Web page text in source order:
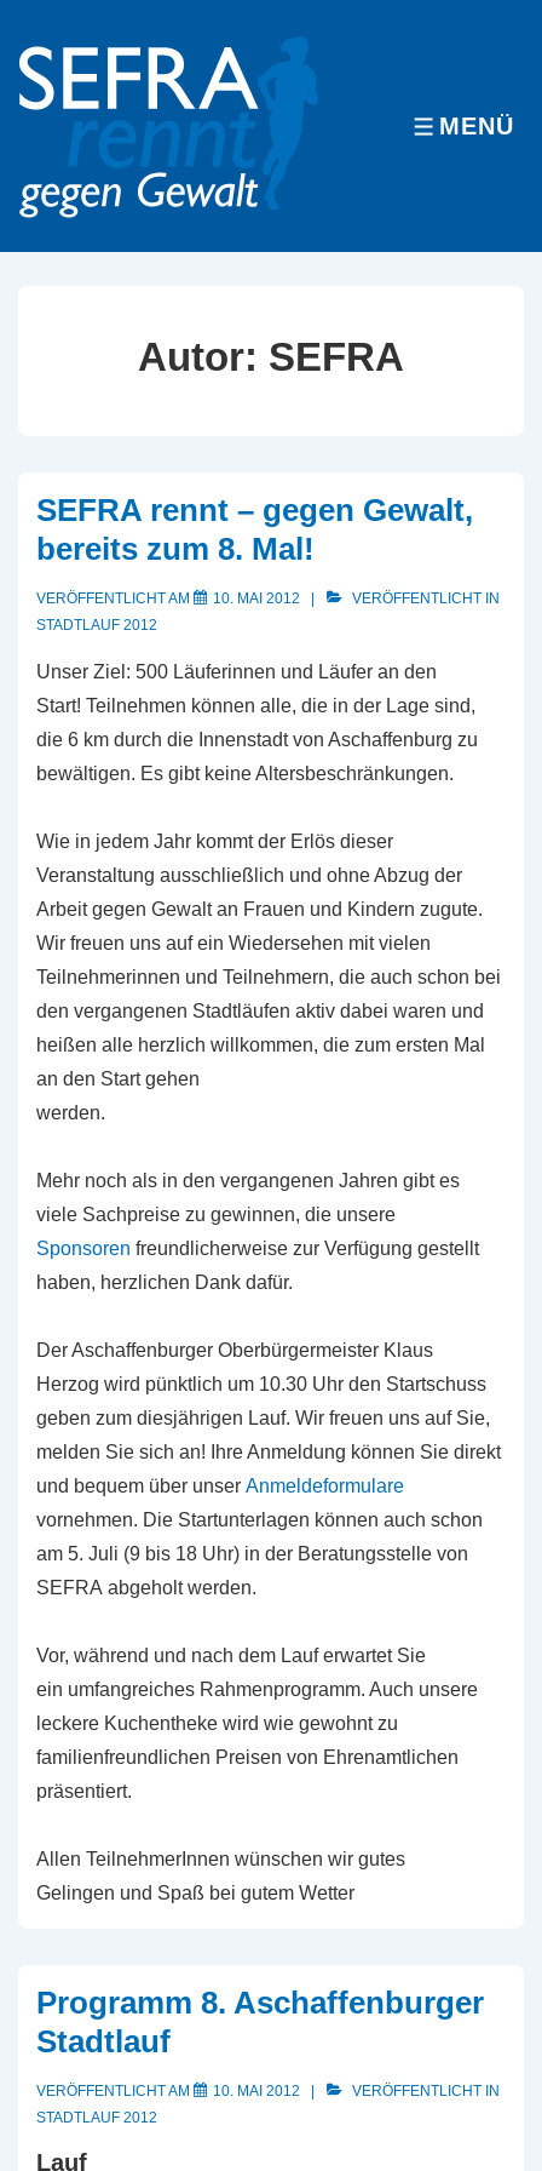
Zum
Inhalt
MENÜ
MENÜ
Autor: SEFRA
SEFRA rennt – gegen Gewalt,
bereits zum 8. Mal!
VERÖFFENTLICHT AM 10. MAI 2012
VERÖFFENTLICHT IN
STADTLAUF 2012
Unser Ziel: 500 Läuferinnen und Läufer an den
Start! Teilnehmen können alle, die in der Lage sind,
die 6 km durch die Innenstadt von Aschaffenburg zu
bewältigen. Es gibt keine Altersbeschränkungen.
Wie in jedem Jahr kommt der Erlös dieser
Veranstaltung ausschließlich und ohne Abzug der
Arbeit gegen Gewalt an Frauen und Kindern zugute.
Wir freuen uns auf ein Wiedersehen mit vielen
Teilnehmerinnen und Teilnehmern, die auch schon bei
den vergangenen Stadtläufen aktiv dabei waren und
heißen alle herzlich willkommen, die zum ersten Mal
an den Start gehen
werden.
Mehr noch als in den vergangenen Jahren gibt es
viele Sachpreise zu gewinnen, die unsere
Sponsoren freundlicherweise zur Verfügung gestellt
haben, herzlichen Dank dafür.
Der Aschaffenburger Oberbürgermeister Klaus
Herzog wird pünktlich um 10.30 Uhr den Startschuss
geben zum diesjährigen Lauf. Wir freuen uns auf Sie,
melden Sie sich an! Ihre Anmeldung können Sie direkt
und bequem über unser Anmeldeformulare
vornehmen. Die Startunterlagen können auch schon
am 5. Juli (9 bis 18 Uhr) in der Beratungsstelle von
SEFRA abgeholt werden.
Vor, während und nach dem Lauf erwartet Sie
ein umfangreiches Rahmenprogramm. Auch unsere
leckere Kuchentheke wird wie gewohnt zu
familienfreundlichen Preisen von Ehrenamtlichen
präsentiert.
Allen TeilnehmerInnen wünschen wir gutes
Gelingen und Spaß bei gutem Wetter
Programm 8. Aschaffenburger
Stadtlauf
VERÖFFENTLICHT AM 10. MAI 2012
VERÖFFENTLICHT IN
STADTLAUF 2012
Lauf